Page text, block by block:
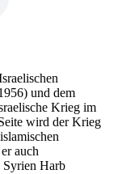
und dem
Krieg im
wird der Krieg
auch
Harb